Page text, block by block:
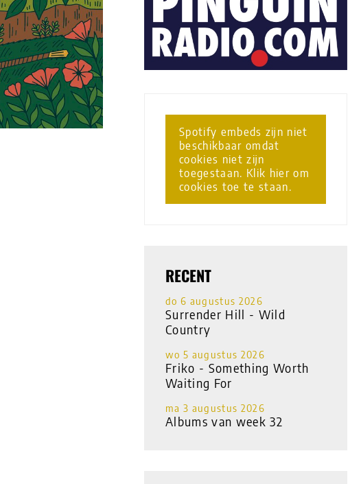
Spotify embeds zijn niet
beschikbaar omdat
cookies niet zijn
toegestaan. Klik hier om
cookies toe te staan.
RECENT
do 6 augustus 2026
Surrender Hill - Wild
Country
wo 5 augustus 2026
Friko - Something Worth
Waiting For
ma 3 augustus 2026
Albums van week 32